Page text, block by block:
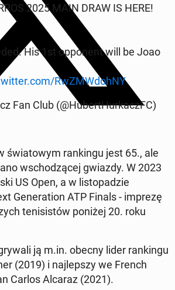
2025 MAIN DRAW IS HERE!
His 1st op­po­nent will be Joao
RwZMW­dohNY
Fan Club (@Hu­bertHurkaczFC)
świa­towym rankingu jest 65., ale
wschodzącej gwiazdy. W 2023
US Open, a w listopadzie
Gen­er­a­tion ATP Finals - imprezę
teni­sistów poniżej 20. roku
ją m.in. obecny lider rankingu
(2019) i na­jlep­szy we French
Carlos Alcaraz (2021).